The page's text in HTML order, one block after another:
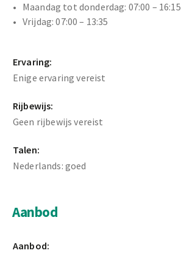
Maandag tot donderdag: 07:00 – 16:15
Vrijdag: 07:00 – 13:35
Ervaring:
Enige ervaring vereist
Rijbewijs:
Geen rijbewijs vereist
Talen:
Nederlands: goed
Aanbod
Aanbod: